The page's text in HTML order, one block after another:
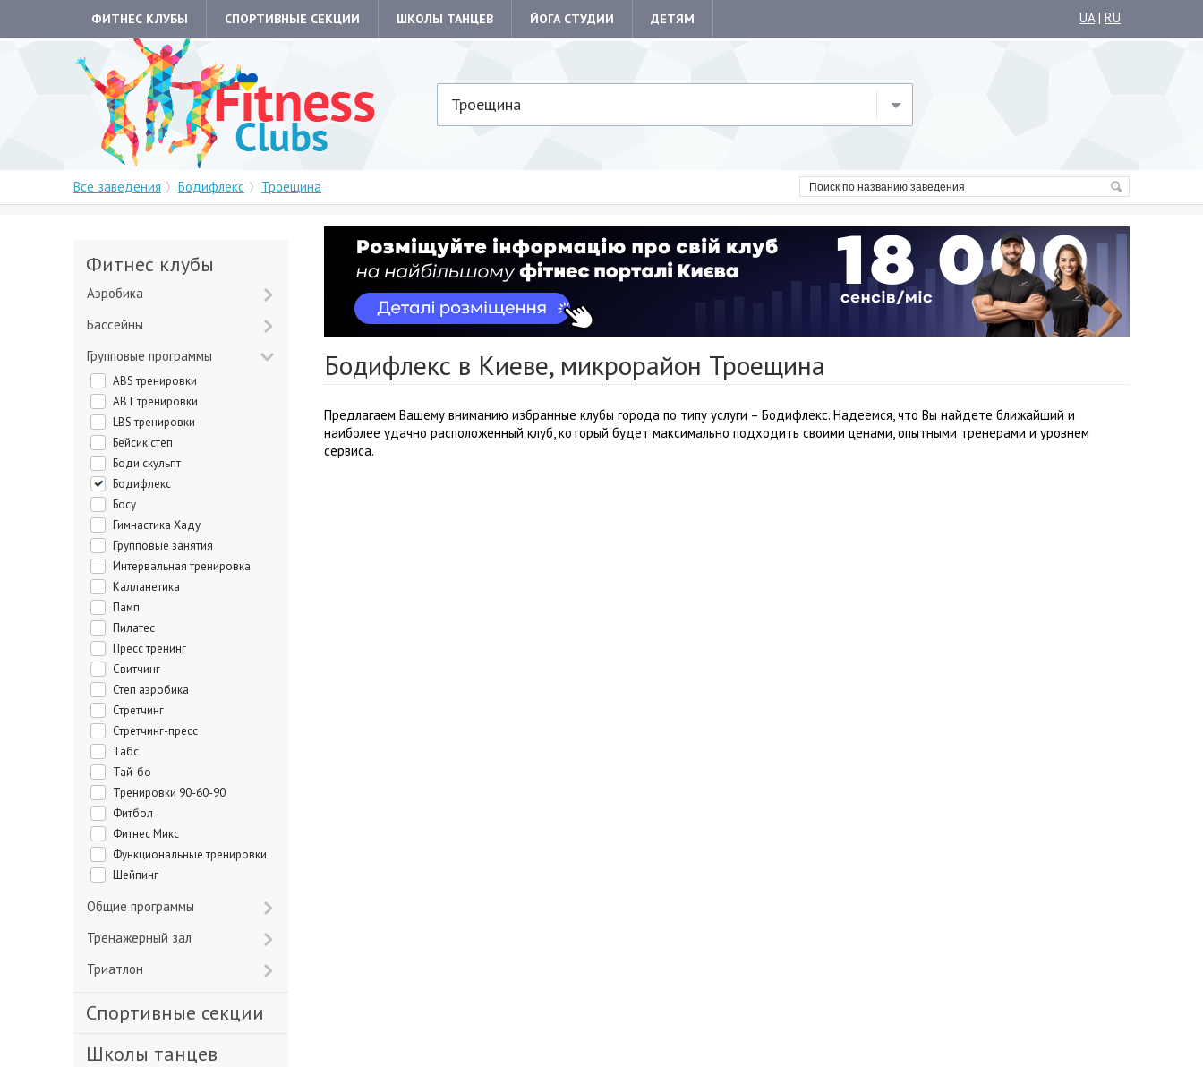
ФИТНЕС КЛУБЫ СПОРТИВНЫЕ СЕКЦИИ ШКОЛЫ ТАНЦЕВ ЙОГА СТУДИИ ДЕТЯМ UA| RU
Троещина
Все заведения Бодифлекс Троещина
Бодифлекс в Киеве, микрорайон Троещина
Предлагаем Вашему вниманию избранные клубы города по типу услуги – Бодифлекс. Надеемся, что Вы найдете ближайший и
наиболее удачно расположенный клуб, который будет максимально подходить своими ценами, опытными тренерами и уровнем
сервиса.
Фитнес клубы
Аэробика
Бассейны
Групповые программы
ABS тренировки
ABT тренировки
LBS тренировки
Бейсик степ
Боди скульпт
Бодифлекс
Босу
Гимнастика Хаду
Групповые занятия
Интервальная тренировка
Калланетика
Памп
Пилатес
Пресс тренинг
Свитчинг
Степ аэробика
Стретчинг
Стретчинг-пресс
Табс
Тай-бо
Тренировки 90-60-90
Фитбол
Фитнес Микс
Функциональные тренировки
Шейпинг
Общие программы
Тренажерный зал
Триатлон
Спортивные секции
Школы танцев